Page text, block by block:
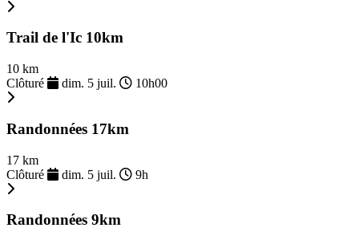
Trail de l'Ic 10km
10 km
Clôturé
dim. 5 juil. 10h00
Randonnées 17km
17 km
Clôturé
dim. 5 juil. 9h
Randonnées 9km